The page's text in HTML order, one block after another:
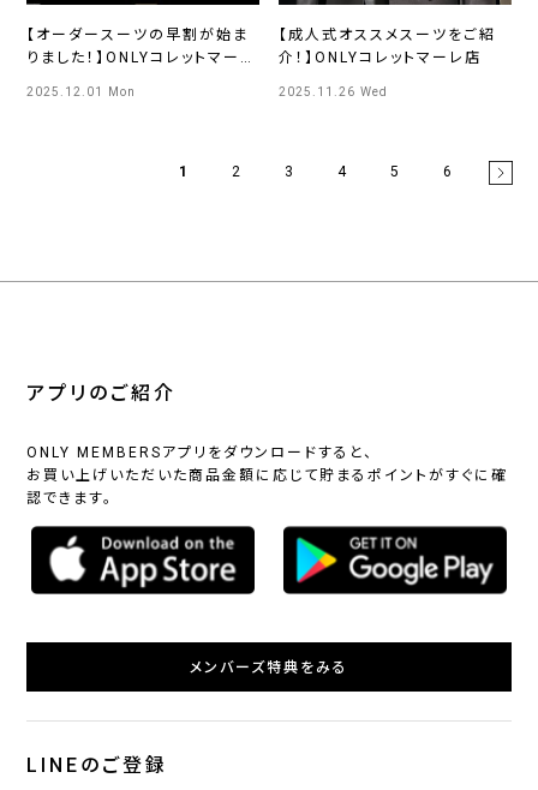
【オーダースーツの早割が始ま
りました！】ONLYコレットマーレ
2025.12.01 Mon
【成人式オススメスーツをご紹
介！】ONLYコレットマーレ店
2025.11.26 Wed
1 2 3 4 5 6
アプリのご紹介
ONLY MEMBERSアプリをダウンロードすると、
お買い上げいただいた商品金額に応じて貯まるポイントがすぐに確
認できます。
メンバーズ特典をみる
LINEのご登録